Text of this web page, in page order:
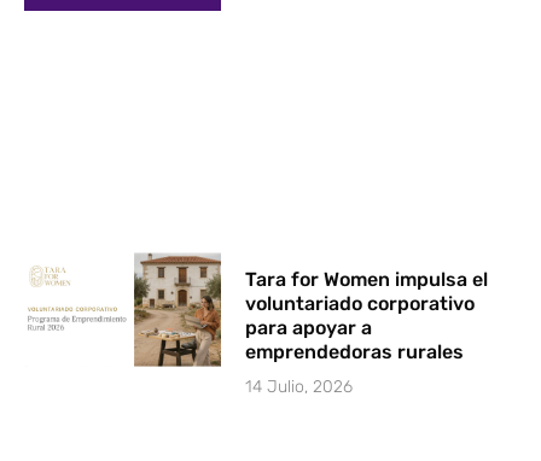
Tara for Women impulsa el
voluntariado corporativo
para apoyar a
emprendedoras rurales
14 Julio, 2026